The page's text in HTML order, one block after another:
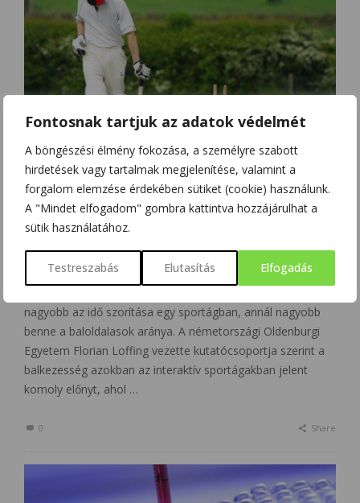
Fontosnak tartjuk az adatok védelmét
A böngészési élmény fokozása, a személyre szabott
hirdetések vagy tartalmak megjelenítése, valamint a
forgalom elemzése érdekében sütiket (cookie) használunk.
A "Mindet elfogadom" gombra kattintva hozzájárulhat a
sütik használatához.
Testreszabás Elutasítás Elfogadás
MINDENNAPOK
MIÉRT ELŐNYÖSEBB BALKEZESNEK LENNI
A SPORTBAN?
Német kutatók szerint előnyösebb a balkezesség és a
ballábasság az asztalitenisz, a baseball és a krikett
nagyobb az idő szorítása egy sportágban, annál nagyobb
benne a baloldalasok aránya. A németországi Oldenburgi
Egyetem Florian Loffing vezette kutatócsoportja szerint a
balkezesség azokban az interaktív sportágakban jelent
komoly előnyt, ahol …
0 Share